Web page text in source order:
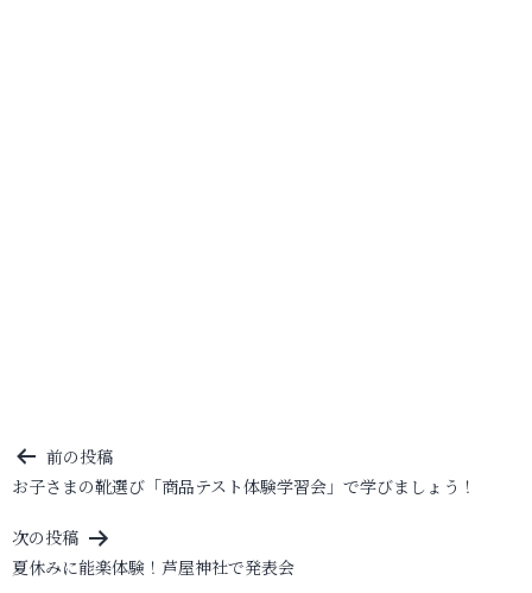
投
稿
ナ
ビ
前の投稿
お子さまの靴選び「商品テスト体験学習会」で学びましょう！
次の投稿
夏休みに能楽体験！芦屋神社で発表会